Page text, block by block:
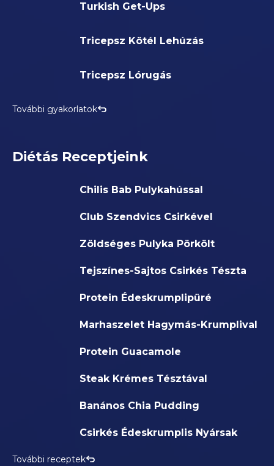
Turkish Get-Ups
Tricepsz Kötél Lehúzás
Tricepsz Lórugás
További gyakorlatok
Diétás Receptjeink
Chilis Bab Pulykahússal
Club Szendvics Csirkével
Zöldséges Pulyka Pörkölt
Tejszínes-Sajtos Csirkés Tészta
Protein Édeskrumplipüré
Marhaszelet Hagymás-Krumplival
Protein Guacamole
Steak Krémes Tésztával
Banános Chia Pudding
Csirkés Édeskrumplis Nyársak
További receptek